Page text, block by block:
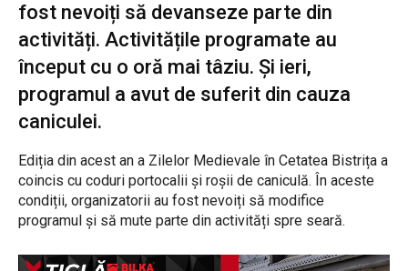
fost nevoiți să devanseze parte din
activități. Activitățile programate au
început cu o oră mai tâziu. Și ieri,
programul a avut de suferit din cauza
caniculei.
Ediția din acest an a Zilelor Medievale în Cetatea Bistrița a
coincis cu coduri portocalii și roșii de caniculă. În aceste
condiții, organizatorii au fost nevoiți să modifice
programul și să mute parte din activități spre seară.